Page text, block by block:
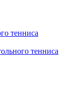
тенниса
тенниса